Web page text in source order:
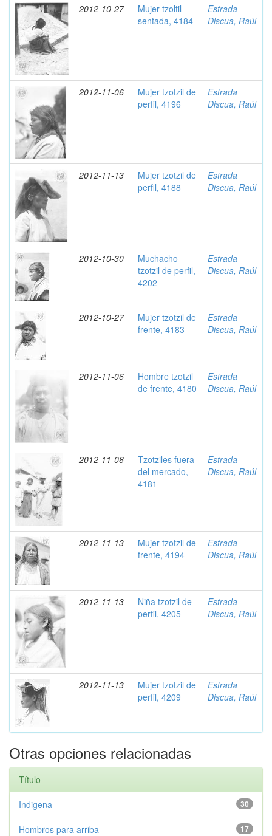
2012-10-27
Mujer tzoltil
sentada, 4184
Estrada
Discua, Raúl
2012-11-06
Mujer tzotzil de
perfil, 4196
Estrada
Discua, Raúl
2012-11-13
Mujer tzotzil de
perfil, 4188
Estrada
Discua, Raúl
2012-10-30
Muchacho
tzotzil de perfil,
4202
Estrada
Discua, Raúl
2012-10-27
Mujer tzotzil de
frente, 4183
Estrada
Discua, Raúl
2012-11-06
Hombre tzotzil
de frente, 4180
Estrada
Discua, Raúl
2012-11-06
Tzotziles fuera
del mercado,
4181
Estrada
Discua, Raúl
2012-11-13
Mujer tzotzil de
frente, 4194
Estrada
Discua, Raúl
2012-11-13
Niña tzotzil de
perfil, 4205
Estrada
Discua, Raúl
2012-11-13
Mujer tzotzil de
perfil, 4209
Estrada
Discua, Raúl
Otras opciones relacionadas
Título
30
Indigena
17
Hombros para arriba